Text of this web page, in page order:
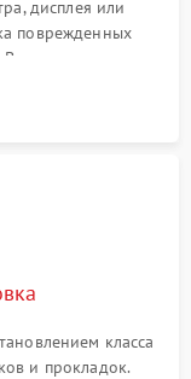
дисплея или
поврежденных
элементов
класса
и прокладок.